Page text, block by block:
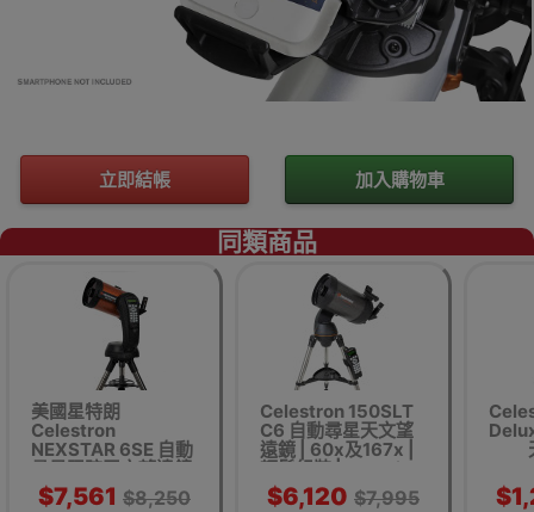
立即結帳 加入購物車
同類商品
美國星特朗
Celestron
NEXSTAR 6SE 自動
尋星跟踪天文望遠鏡
| 平行進口版本
$7,561 $8,250
Celestron 150SLT
C6 自動尋星天文望
遠鏡 | 60x及167x |
輕鬆組裝 | SkyAlign
校準
$6,120 $7,995